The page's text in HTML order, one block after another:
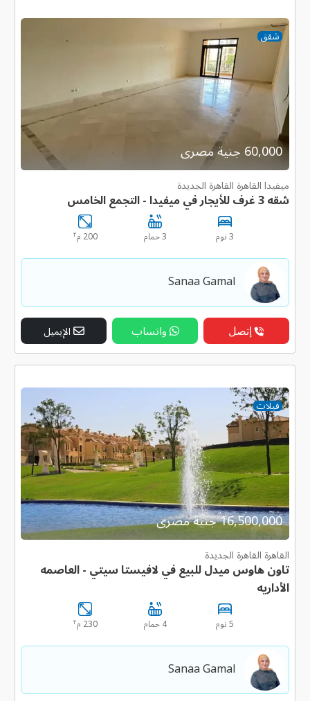
شقق
60,000 جنية مصرى
ميفيدا القاهرة القاهرة الجديدة
شقه 3 غرف للأيجار في ميفيدا - التجمع الخامس
3 نوم 3 حمام 200 م ٢
Sanaa Gamal
إتصل واتساب الإيميل
فيلات
16,500,000 جنية مصرى
القاهرة القاهرة الجديدة
تاون هاوس ميدل للبيع في لافيستا سيتي - العاصمه
الأداريه
5 نوم 4 حمام 230 م ٢
Sanaa Gamal